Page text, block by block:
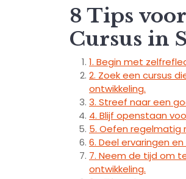
8 Tips
Cursus in
1. Begin met
2. Zoek een cursus
ontwikkeling.
3. Streef naar een
4. Blijf openstaan
5. Oefen regelmatig
6. Deel ervaringen
7. Neem de tijd om
ontwikkeling.